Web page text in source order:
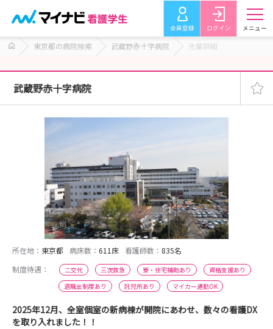
会員登録 ログイン メニュー
東京都の病院検索 武蔵野赤十字病院 先輩詳細
武蔵野赤十字病院
所在地： 東京都 病床数： 611床 看護師数： 835名
制度待遇：
二交代 三次救急 寮・住宅補助あり
資格支援あり
退職金制度あり
託児所あり マイカー通勤OK
2025年12月、全室個室の新病棟が開院にあわせ、数々の看護DX
を取り入れました！！